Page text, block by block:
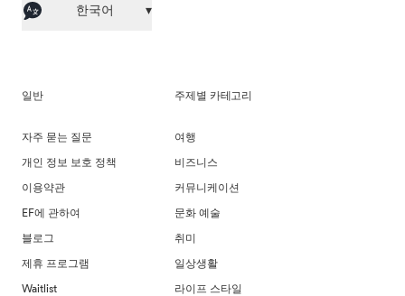
한국어 ▾
일반
자주 묻는 질문
개인 정보 보호 정책
이용약관
EF에 관하여
블로그
제휴 프로그램
Waitlist
주제별 카테고리
여행
비즈니스
커뮤니케이션
문화 예술
취미
일상생활
라이프 스타일